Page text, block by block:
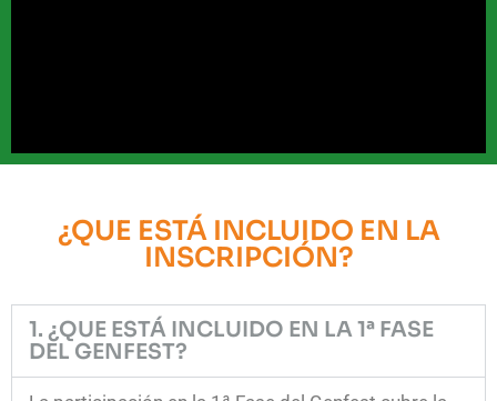
¿QUE ESTÁ INCLUIDO EN LA
INSCRIPCIÓN?
1. ¿QUE ESTÁ INCLUIDO EN LA 1ª FASE
DEL GENFEST?